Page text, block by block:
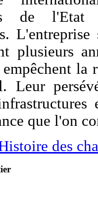
de
plusieurs
la
Leur
que l'on
des